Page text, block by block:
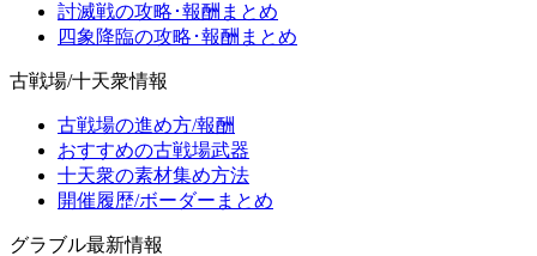
討滅戦の攻略･報酬まとめ
四象降臨の攻略･報酬まとめ
古戦場/十天衆情報
古戦場の進め方/報酬
おすすめの古戦場武器
十天衆の素材集め方法
開催履歴/ボーダーまとめ
グラブル最新情報